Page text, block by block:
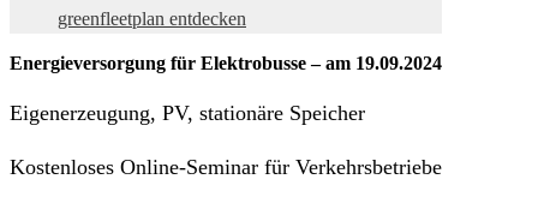
greenfleetplan entdecken
Energieversorgung für Elektrobusse – am 19.09.2024
Eigenerzeugung, PV, stationäre Speicher
Kostenloses Online-Seminar für Verkehrsbetriebe